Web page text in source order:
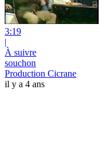
3:19
|
À suivre
souchon
Production Cicrane
il y a 4 ans